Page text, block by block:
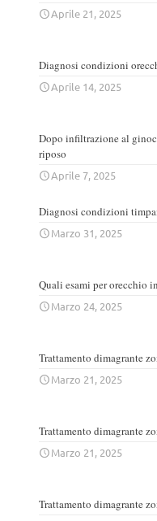
Aprile 21, 2025
Diagnosi condizioni
Aprile 14, 2025
Dopo infiltrazione al
riposo
Aprile 7, 2025
Diagnosi condizioni
Marzo 31, 2025
Quali esami per orecchio
Marzo 24, 2025
Trattamento dimagrante
Marzo 21, 2025
Trattamento dimagrante
Marzo 21, 2025
Trattamento dimagrante